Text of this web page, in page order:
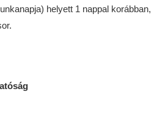
helyett 1 nappal korábban,